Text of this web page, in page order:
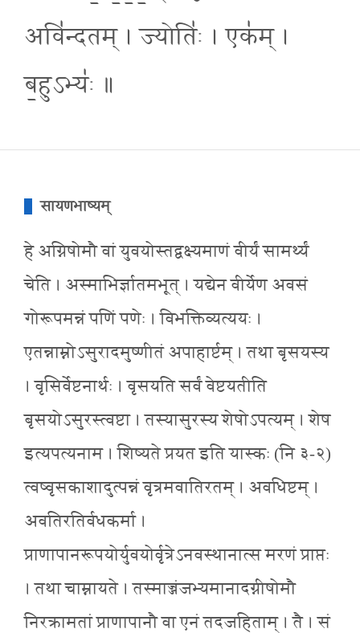
अवि॑न्दतम् । ज्योतिः॑ । एक॑म् ।
ब॒हुऽभ्यः॑ ॥
सायणभाष्यम्
हे अग्निषोमौ वां युवयोस्तद्वक्ष्यमाणं वीर्यं सामर्थ्यं
चेति । अस्माभिर्ज्ञातमभूत् । यद्येन वीर्येण अवसं
गोरूपमन्नं पणिं पणेः । विभक्तिव्यत्ययः ।
एतन्नाम्नोऽसुरादमुष्णीतं अपाहार्ष्टम् । तथा बृसयस्य
। वृसिर्वेष्टनार्थः । वृसयति सर्वं वेष्टयतीति
बृसयोऽसुरस्त्वष्टा । तस्यासुरस्य शेषोऽपत्यम् । शेष
इत्यपत्यनाम । शिष्यते प्रयत इति यास्कः (नि ३-२)
त्वष्वृसकाशादुत्पन्नं वृत्रमवातिरतम् । अवधिष्टम् ।
अवतिरतिर्वधकर्मा ।
प्राणापानरूपयोर्युवयोर्वृत्रेऽनवस्थानात्स मरणं प्राप्तः
। तथा चाम्नायते । तस्माज्जंजभ्यमानादग्नीषोमौ
निरक्रामतां प्राणापानौ वा एनं तदजहिताम् । तै । सं